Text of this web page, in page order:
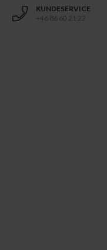
KUNDESERVICE
+46 86 60 21 22